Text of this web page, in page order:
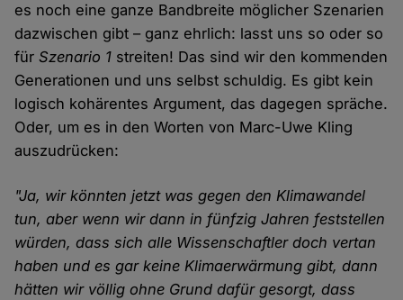
es noch eine ganze Bandbreite möglicher Szenarien
dazwischen gibt – ganz ehrlich: lasst uns so oder so
fürSzenario 1 streiten! Das sind wir den kommenden
Generationen und uns selbst schuldig. Es gibt kein
logisch kohärentes Argument, das dagegen spräche.
Oder, um es in den Worten von Marc-Uwe Kling
auszudrücken:
"Ja, wir könnten jetzt was gegen den Klimawandel
tun, aber wenn wir dann in fünfzig Jahren feststellen
würden, dass sich alle Wissenschaftler doch vertan
haben und es gar keine Klimaerwärmung gibt, dann
hätten wir völlig ohne Grund dafür gesorgt, dass